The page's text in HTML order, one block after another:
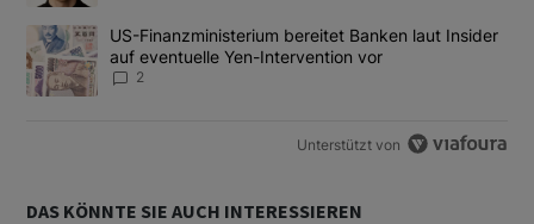
Ein Trendartikel mit dem Titel "US-Finanzministerium bereitet
US-Finanzministerium bereitet Banken laut Insider
auf eventuelle Yen-Intervention vor
2
Unterstützt von
DAS KÖNNTE SIE AUCH INTERESSIEREN